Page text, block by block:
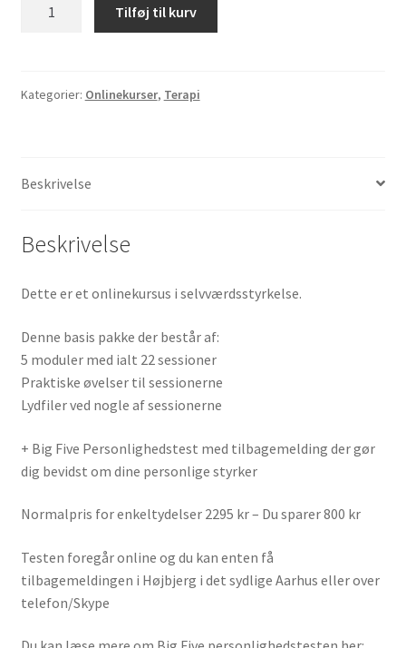
Test
Tilføj til kurv
Kategorier: Onlinekurser, Terapi
Beskrivelse
Beskrivelse
Dette er et onlinekursus i selvværdsstyrkelse.
Denne basis pakke der består af:
5 moduler med ialt 22 sessioner
Praktiske øvelser til sessionerne
Lydfiler ved nogle af sessionerne
+ Big Five Personlighedstest med tilbagemelding der gør
dig bevidst om dine personlige styrker
Normalpris for enkeltydelser 2295 kr – Du sparer 800 kr
Testen foregår online og du kan enten få
tilbagemeldingen i Højbjerg i det sydlige Aarhus eller over
telefon/Skype